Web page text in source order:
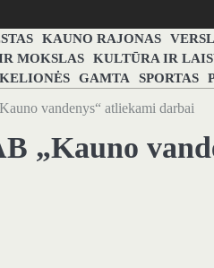
KAUNO RAJONAS
MOKSLAS KULTŪRA IR
GAMTA SPORTAS
vandenys“ atliekami darbai
„Kauno